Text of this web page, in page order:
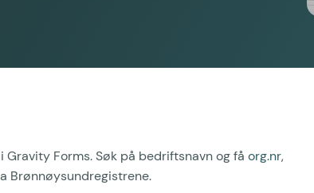
Forms. Søk på bedriftsnavn og få org.nr,
Brønnøysundregistrene.